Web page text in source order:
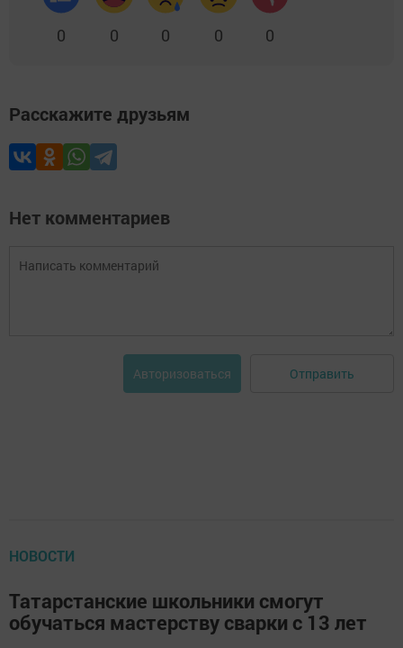
0 0 0 0 0
Расскажите друзьям
Нет комментариев
Авторизоваться Отправить
НОВОСТИ
Татарстанские школьники смогут
обучаться мастерству сварки с 13 лет